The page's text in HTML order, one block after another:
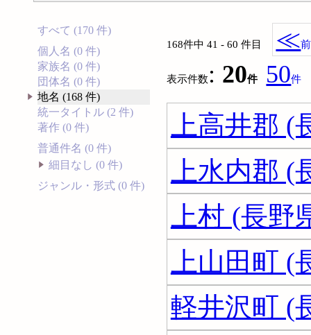
すべて (170 件)
個人名 (0 件)
家族名 (0 件)
団体名 (0 件)
地名 (168 件)
統一タイトル (2 件)
著作 (0 件)
普通件名 (0 件)
細目なし (0 件)
ジャンル・形式 (0 件)
168件中 41 - 60 件目 ≪前
表示件数 : 20件 50件
上高井郡 (
上水内郡 (
上村 (長野
上山田町 (
軽井沢町 (